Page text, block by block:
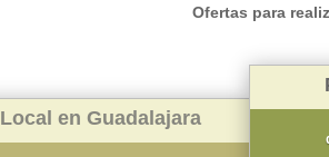
Ofertas para
Local en Guadalajara